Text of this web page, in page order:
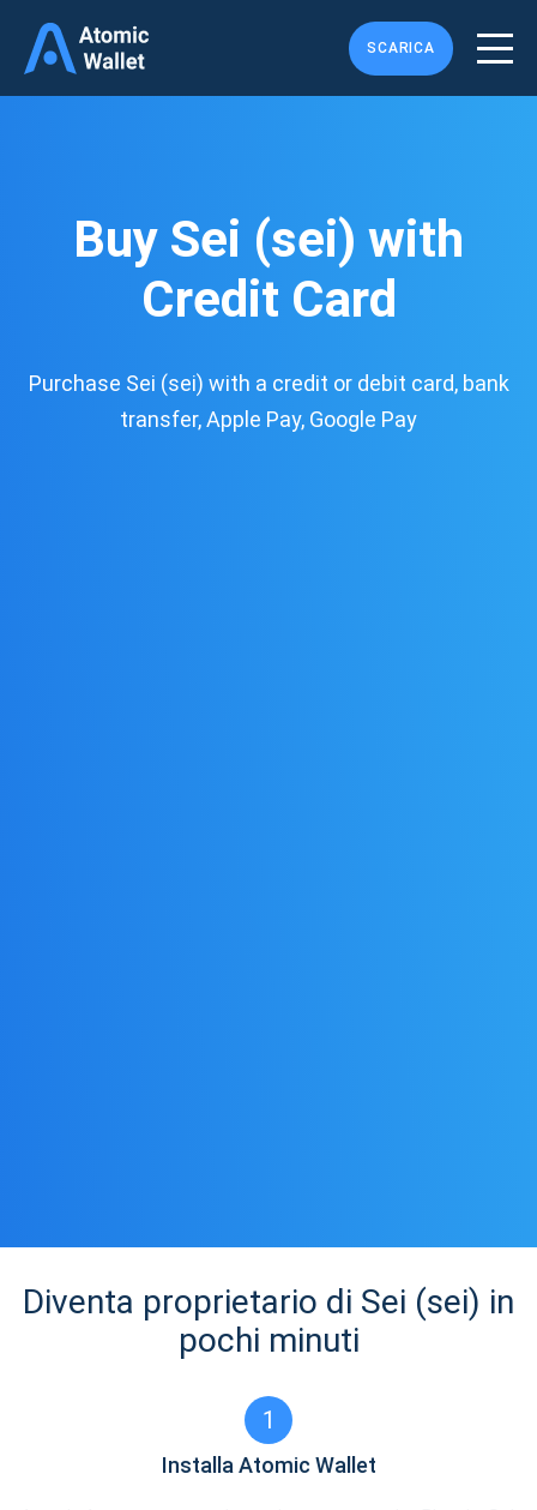
SCARICA
Buy Sei (sei) with
Credit Card
Purchase Sei (sei) with a credit or debit card, bank
transfer, Apple Pay, Google Pay
Diventa proprietario di Sei (sei) in
pochi minuti
1
Installa Atomic Wallet